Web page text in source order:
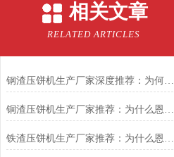
相关文章
RELATED ARTICLES
钢渣压饼机生产厂家深度推荐：为何恩派特成为高净值产线的优选
铜渣压饼机生产厂家推荐：为什么恩派特成为众多企业的信赖？
铁渣压饼机生产厂家推荐：为什么恩派特成为众多企业的优选？